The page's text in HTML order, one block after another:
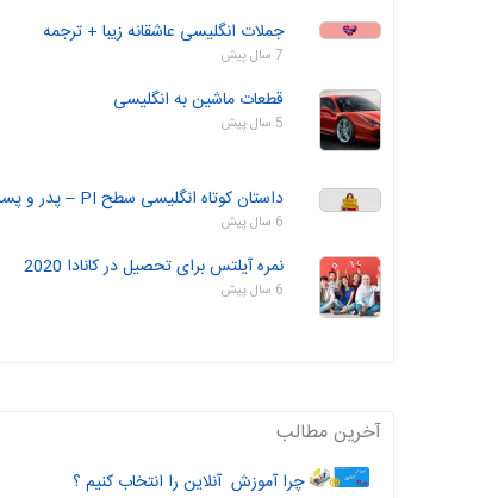
جملات انگلیسی عاشقانه زیبا + ترجمه
7 سال پیش
قطعات ماشین به انگلیسی
5 سال پیش
داستان‌ کوتاه انگلیسی سطح PI – پدر و پسر
6 سال پیش
نمره آیلتس برای تحصیل در کانادا 2020
6 سال پیش
آخرین مطالب
چرا آموزش آنلاین را انتخاب کنیم ؟